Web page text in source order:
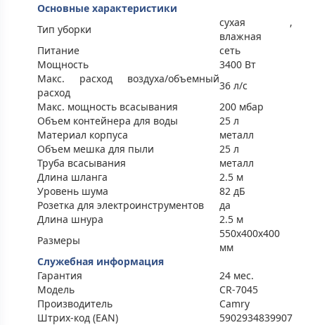
Основные характеристики
Тип уборки
сухая ,
влажная
Питание
сеть
Мощность
3400 Вт
Макс. расход воздуха/объемный
расход
36 л/с
Макс. мощность всасывания
200 мбар
Объем контейнера для воды
25 л
Материал корпуса
металл
Объем мешка для пыли
25 л
Труба всасывания
металл
Длина шланга
2.5 м
Уровень шума
82 дБ
Розетка для электроинструментов
да
Длина шнура
2.5 м
Размеры
550х400х400
мм
Служебная информация
Гарантия
24 мес.
Модель
CR-7045
Производитель
Camry
Штрих-код (EAN)
5902934839907